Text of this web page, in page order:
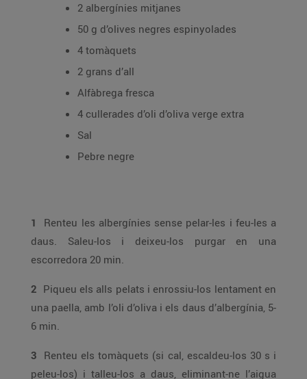
2 albergínies mitjanes
50 g d’olives negres espinyolades
4 tomàquets
2 grans d’all
Alfàbrega fresca
4 cullerades d’oli d’oliva verge extra
Sal
Pebre negre
1
Renteu les albergínies sense pelar-les i feu-les a
daus. Saleu-los i deixeu-los purgar en una
escorredora 20 min.
2 Piqueu els alls pelats i enrossiu-los lentament en
una paella, amb l’oli d’oliva i els daus d’albergínia, 5-
6 min.
3 Renteu els tomàquets (si cal, escaldeu-los 30 s i
peleu-los) i talleu-los a daus, eliminant-ne l’aigua